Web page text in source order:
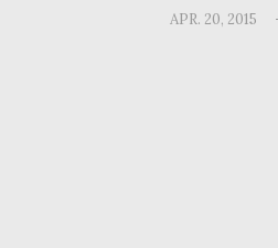
APR. 20, 2015